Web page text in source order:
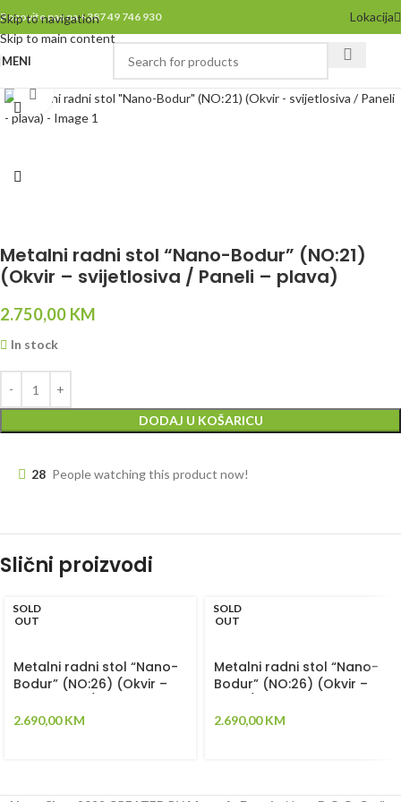
Skip to navigation
Skip to main content
Pozovite nas na +387 49 746 930 Lokacija
MENI
Click to enlarge
Metalni radni stol “Nano-Bodur” (NO:21)
(Okvir – svijetlosiva / Paneli – plava)
2.750,00 KM
In stock
DODAJ U KOŠARICU
28 People watching this product now!
Slični proizvodi
SOLD
OUT
Metalni radni stol “Nano-
Bodur” (NO:26) (Okvir –
plava)
2.690,00KM
SOLD
OUT
Metalni radni stol “Nano-
Bodur” (NO:26) (Okvir –
2.690,00KM